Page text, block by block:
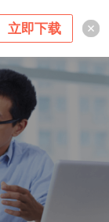
立即下载